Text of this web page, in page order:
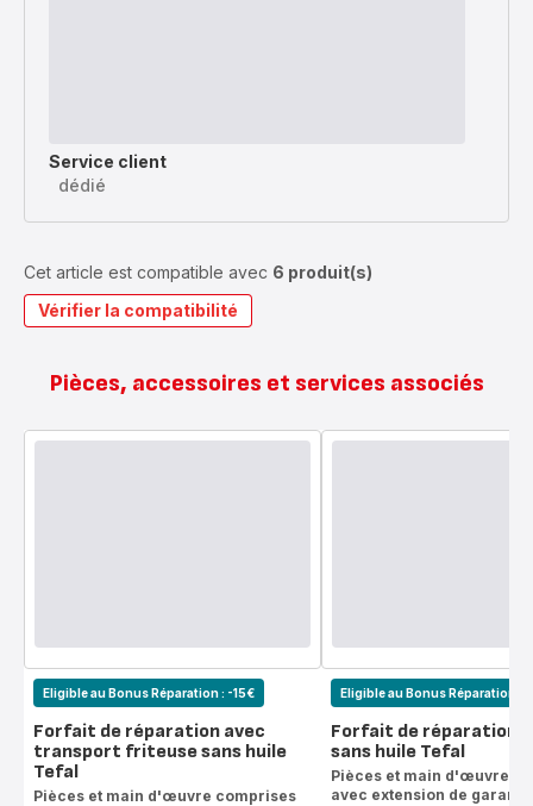
Service client
dédié
Cet article est compatible avec 6 produit(s)
Vérifier la compatibilité
Pièces, accessoires et services associés
Eligible au Bonus Réparation : -15€
Forfait de réparation avec
transport friteuse sans huile
Tefal
Pièces et main d'œuvre comprises
Eligible au Bonus Réparation : -
Forfait de réparation
sans huile Tefal
Pièces et main d'œuvre
avec extension de